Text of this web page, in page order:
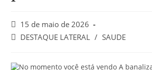
15 de maio de 2026
DESTAQUE LATERAL / SAUDE